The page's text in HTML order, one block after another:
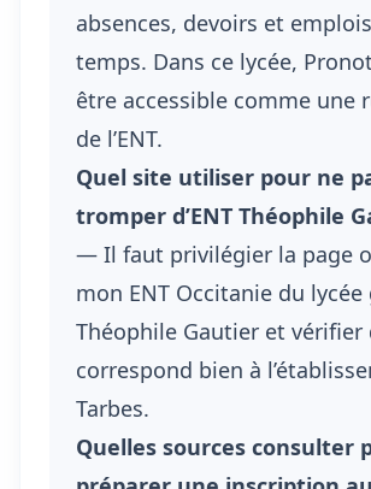
absences, devoirs et
temps. Dans ce lycée,
être accessible comme une
de l’ENT.
Quel site utiliser pour ne
tromper d’ENT Théophile
— Il faut privilégier la page
mon ENT Occitanie du lycée
Théophile Gautier et vérifier
correspond bien à
Tarbes.
Quelles sources consulter